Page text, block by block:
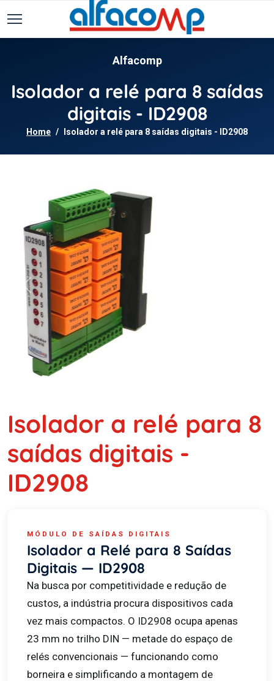
Alfacomp
Isolador a relé para 8 saídas
digitais - ID2908
Home Isolador a relé para 8 saídas digitais - ID2908
Previous
Isolador a relé para 8
saídas digitais -
ID2908
MÓDULO DE SAÍDAS DIGITAIS
Isolador a Relé para 8 Saídas
Digitais — ID2908
Na busca por competitividade e redução de
custos, a indústria procura dispositivos cada
vez mais compactos. O ID2908 ocupa apenas
23 mm no trilho DIN — metade do espaço de
relés convencionais — funcionando como
borneira e simplificando a montagem de